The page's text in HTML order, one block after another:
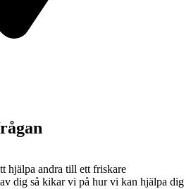
hjälpa andra till ett friskare
dig så kikar vi på hur vi kan hjälpa dig